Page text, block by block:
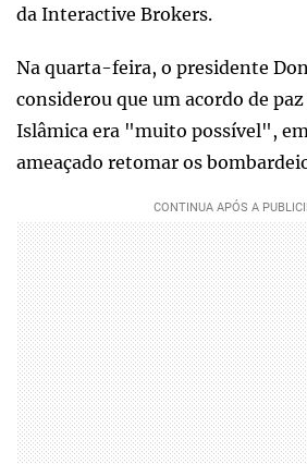
da Interactive Brokers.
Na quarta-feira, o presidente
considerou que um acordo de
Islâmica era "muito possível",
ameaçado retomar os